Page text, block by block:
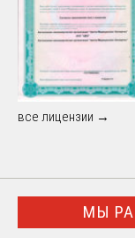
все лицензии →
МЫ